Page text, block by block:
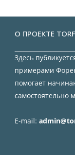
О ПРОЕКТЕ
Здесь
примерами
помогает
самостоятельно
E-mail: